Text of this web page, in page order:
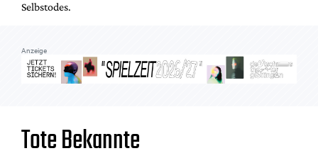
Selbstodes.
Anzeige
Tote Bekannte